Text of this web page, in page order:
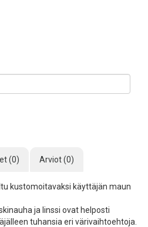
(0) Arviot (0)
kustomoitavaksi käyttäjän maun
ja linssi ovat helposti
tuhansia eri värivaihtoehtoja.